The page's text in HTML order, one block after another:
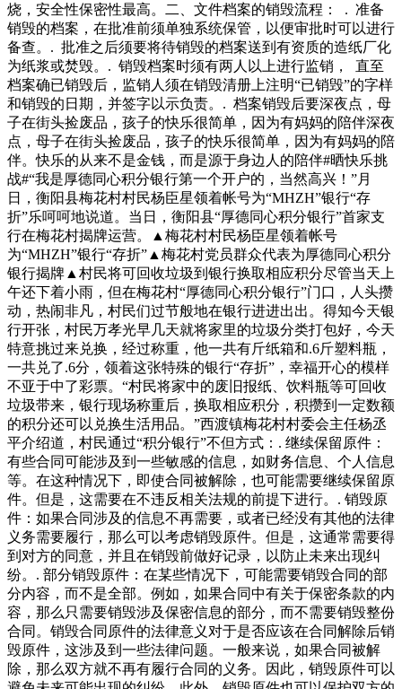
烧，安全性保密性最高。二、文件档案的销毁流程： . 准备
销毁的档案，在批准前须单独系统保管，以便审批时可以进行
备查。. 批准之后须要将待销毁的档案送到有资质的造纸厂化
为纸浆或焚毁。. 销毁档案时须有两人以上进行监销， 直至
档案确已销毁后，监销人须在销毁清册上注明“已销毁”的字样
和销毁的日期，并签字以示负责。. 档案销毁后要深夜点，母
子在街头捡废品，孩子的快乐很简单，因为有妈妈的陪伴深夜
点，母子在街头捡废品，孩子的快乐很简单，因为有妈妈的陪
伴。快乐的从来不是金钱，而是源于身边人的陪伴#晒快乐挑
战#“我是厚德同心积分银行第一个开户的，当然高兴！”月
日，衡阳县梅花村村民杨臣星领着帐号为“MHZH”银行“存
折”乐呵呵地说道。当日，衡阳县“厚德同心积分银行”首家支
行在梅花村揭牌运营。▲梅花村村民杨臣星领着帐号
为“MHZH”银行“存折”▲梅花村党员群众代表为厚德同心积分
银行揭牌▲村民将可回收垃圾到银行换取相应积分尽管当天上
午还下着小雨，但在梅花村“厚德同心积分银行”门口，人头攒
动，热闹非凡，村民们过节般地在银行进进出出。得知今天银
行开张，村民万孝光早几天就将家里的垃圾分类打包好，今天
特意挑过来兑换，经过称重，他一共有斤纸箱和.6斤塑料瓶，
一共兑了.6分，领着这张特殊的银行“存折”，幸福开心的模样
不亚于中了彩票。“村民将家中的废旧报纸、饮料瓶等可回收
垃圾带来，银行现场称重后，换取相应积分，积攒到一定数额
的积分还可以兑换生活用品。”西渡镇梅花村村委会主任杨丞
平介绍道，村民通过“积分银行”不但方式：. 继续保留原件：
有些合同可能涉及到一些敏感的信息，如财务信息、个人信息
等。在这种情况下，即使合同被解除，也可能需要继续保留原
件。但是，这需要在不违反相关法规的前提下进行。. 销毁原
件：如果合同涉及的信息不再需要，或者已经没有其他的法律
义务需要履行，那么可以考虑销毁原件。但是，这通常需要得
到对方的同意，并且在销毁前做好记录，以防止未来出现纠
纷。. 部分销毁原件：在某些情况下，可能需要销毁合同的部
分内容，而不是全部。例如，如果合同中有关于保密条款的内
容，那么只需要销毁涉及保密信息的部分，而不需要销毁整份
合同。销毁合同原件的法律意义对于是否应该在合同解除后销
毁原件，这涉及到一些法律问题。一般来说，如果合同被解
除，那么双方就不再有履行合同的义务。因此，销毁原件可以